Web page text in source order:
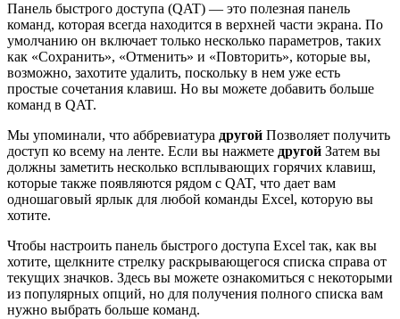
Панель быстрого доступа (QAT) — это полезная панель
команд, которая всегда находится в верхней части экрана. По
умолчанию он включает только несколько параметров, таких
как «Сохранить», «Отменить» и «Повторить», которые вы,
возможно, захотите удалить, поскольку в нем уже есть
простые сочетания клавиш. Но вы можете добавить больше
команд в QAT.
Мы упоминали, что аббревиатура другой Позволяет получить
доступ ко всему на ленте. Если вы нажмете другой Затем вы
должны заметить несколько всплывающих горячих клавиш,
которые также появляются рядом с QAT, что дает вам
одношаговый ярлык для любой команды Excel, которую вы
хотите.
Чтобы настроить панель быстрого доступа Excel так, как вы
хотите, щелкните стрелку раскрывающегося списка справа от
текущих значков. Здесь вы можете ознакомиться с некоторыми
из популярных опций, но для получения полного списка вам
нужно выбрать больше команд.